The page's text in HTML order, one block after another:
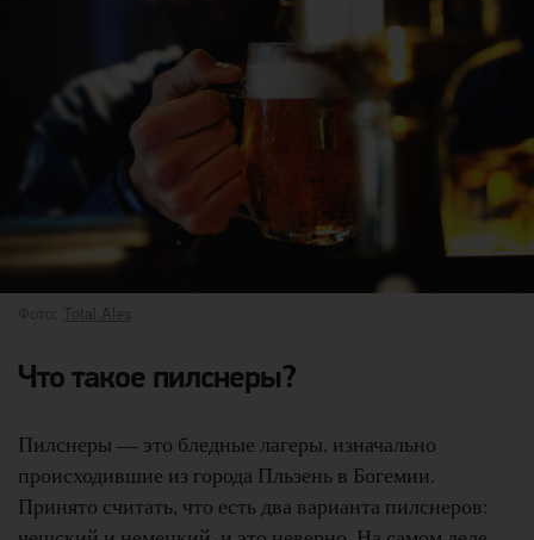
Фото: Total Ales
Что такое пилснеры?
Пилснеры — это бледные лагеры, изначально
происходившие из города Пльзень в Богемии.
Принято считать, что есть два варианта пилснеров: